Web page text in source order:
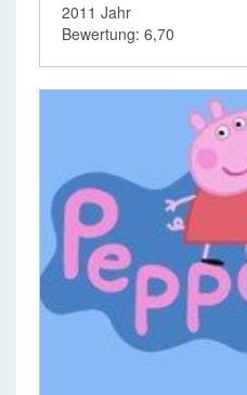
2011 Jahr
Bewertung: 6,70